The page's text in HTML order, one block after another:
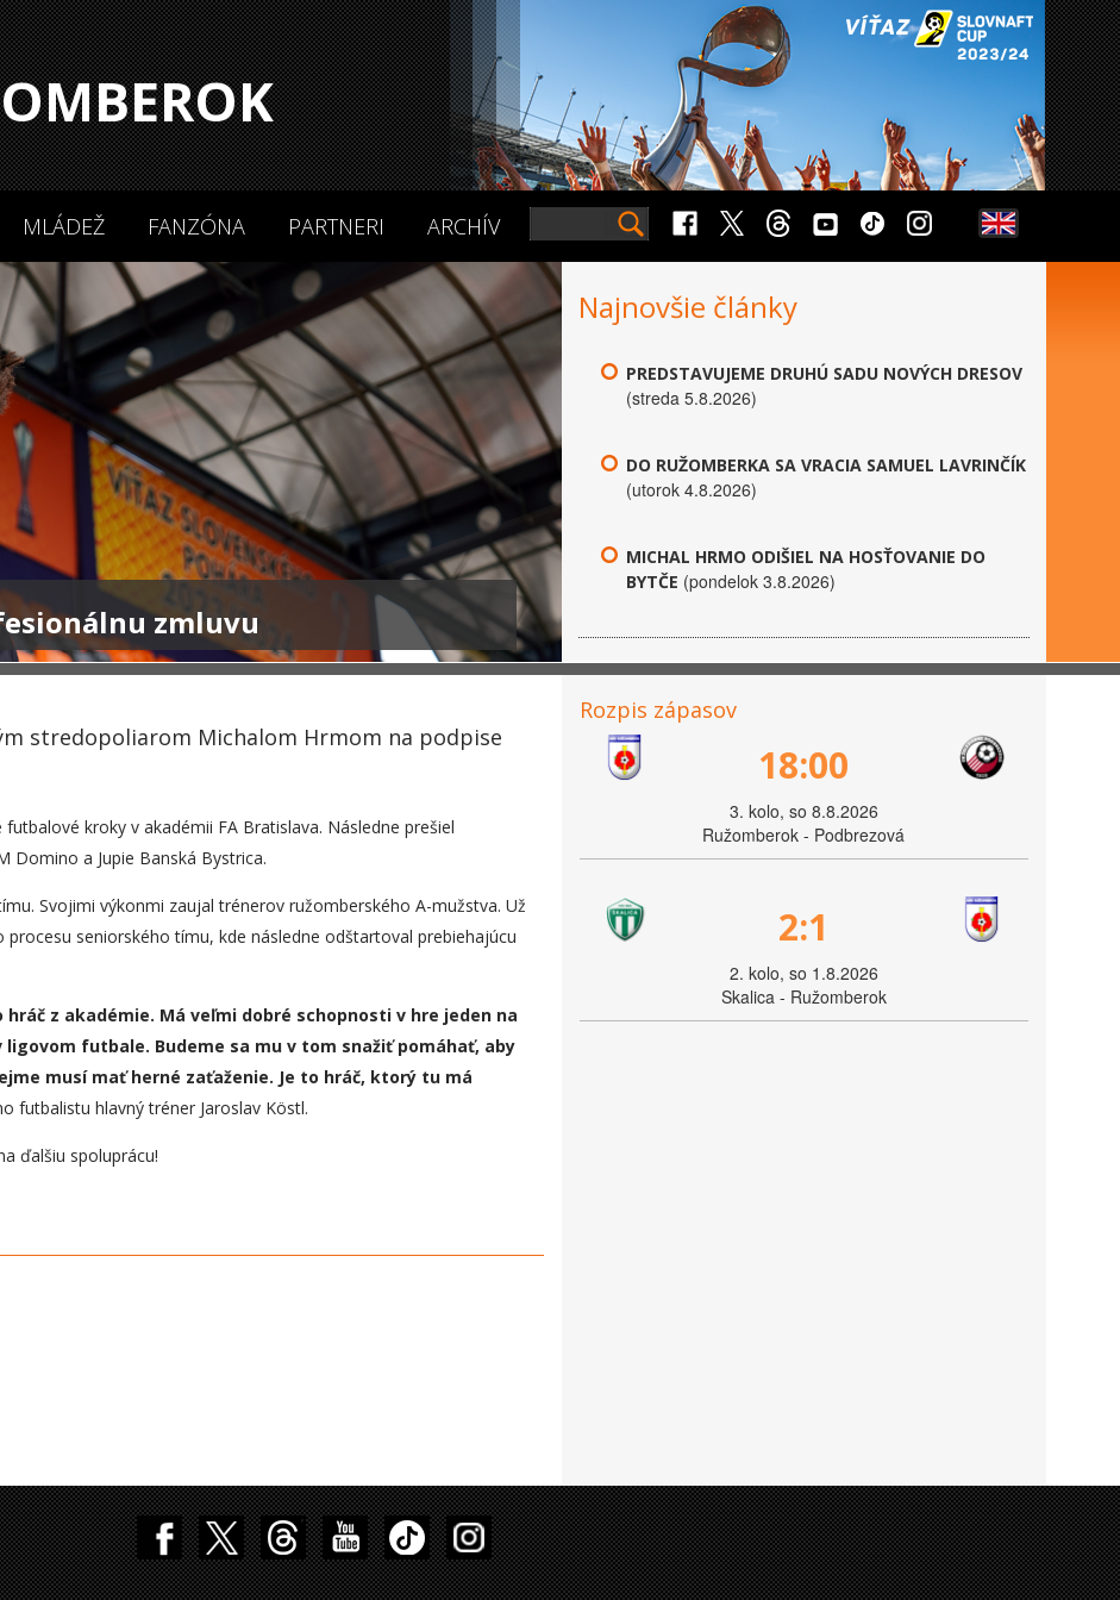
MLÁDEŽ FANZÓNA PARTNERI ARCHÍV
zmluvu
Najnovšie články
PREDSTAVUJEME DRUHÚ SADU NOVÝCH DRESOV
(streda 5.8.2026)
DO RUŽOMBERKA SA VRACIA SAMUEL LAVRINČÍK
(utorok 4.8.2026)
MICHAL HRMO ODIŠIEL NA HOSŤOVANIE DO
BYTČE (pondelok 3.8.2026)
stredopoliarom Michalom Hrmom na podpise
kroky v akadémii FA Bratislava. Následne prešiel
Domino a Jupie Banská Bystrica.
Svojimi výkonmi zaujal trénerov ružomberského A-mužstva. Už
seniorského tímu, kde následne odštartoval prebiehajúcu
z akadémie. Má veľmi dobré schopnosti v hre jeden na
futbale. Budeme sa mu v tom snažiť pomáhať, aby
musí mať herné zaťaženie. Je to hráč, ktorý tu má
futbalistu hlavný tréner Jaroslav Köstl.
ďalšiu spoluprácu!
Rozpis zápasov
18:00
3. kolo, so 8.8.2026
Ružomberok - Podbrezová
2:1
2. kolo, so 1.8.2026
Skalica - Ružomberok